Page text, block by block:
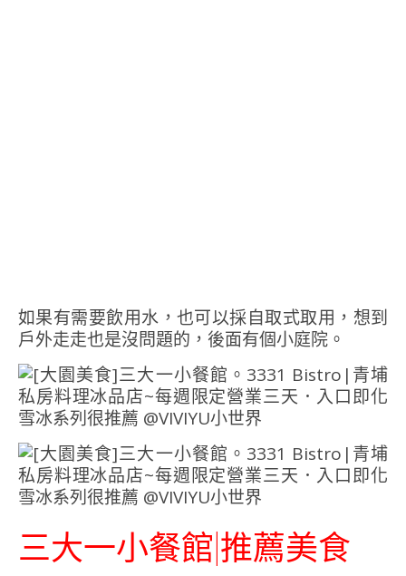
如果有需要飲用水，也可以採自取式取用，想到
戶外走走也是沒問題的，後面有個小庭院。
三大一小餐館|推薦美食